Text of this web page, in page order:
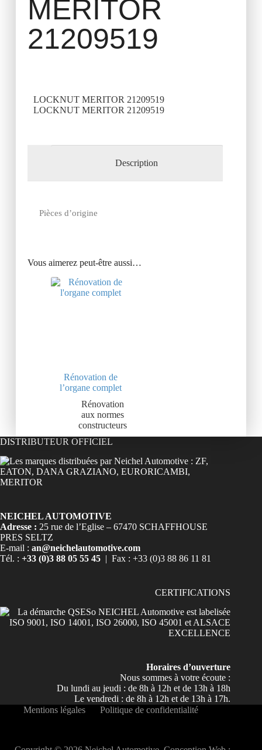
MERITOR
21209519
LOCKNUT MERITOR 21209519
LOCKNUT MERITOR 21209519
Description
Pièces d’origine
Vous aimerez peut-être aussi…
Rénovation de
l’organe complet
Rénovation
aux normes
constructeurs
DISTRIBUTEUR OFFICIEL
NEICHEL AUTOMOTIVE
Adresse : 25 rue de l’Eglise – 67470 SCHAFFHOUSE
PRES SELTZ
E-mail : an@neichelautomotive.com
Tél. : +33 (0)3 88 05 55 45 | Fax : +33 (0)3 88 86 11 81
CERTIFICATIONS
Horaires d’ouverture
Nous sommes à votre écoute :
Du lundi au jeudi : de 8h à 12h et de 13h à 18h
Le vendredi : de 8h à 12h et de 13h à 17h.
Mentions légales
Politique de confidentialité